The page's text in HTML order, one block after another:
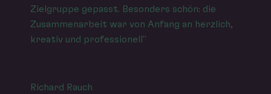
Zielgruppe gepasst. Besonders schön: die
Zusammenarbeit war von Anfang an herzlich,
kreativ und professionell"
Richard Rauch